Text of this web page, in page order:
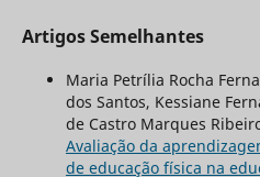
Artigos Semelhantes
Maria Petrília Rocha
dos Santos, Kessiane
de Castro Marques
Avaliação da
de educação física na